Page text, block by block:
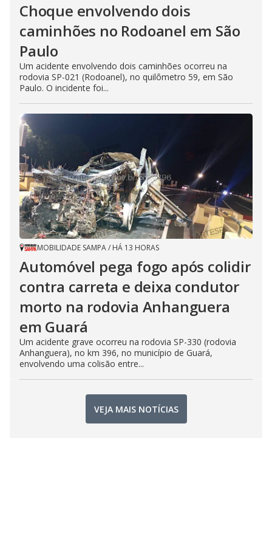
Choque envolvendo dois
caminhões no Rodoanel em São
Paulo
Um acidente envolvendo dois caminhões ocorreu na
rodovia SP-021 (Rodoanel), no quilômetro 59, em São
Paulo. O incidente foi...
MOBILIDADE SAMPA/ HÁ 13 HORAS
Automóvel pega fogo após colidir
contra carreta e deixa condutor
morto na rodovia Anhanguera
em Guará
Um acidente grave ocorreu na rodovia SP-330 (rodovia
Anhanguera), no km 396, no município de Guará,
envolvendo uma colisão entre...
VEJA MAIS NOTÍCIAS